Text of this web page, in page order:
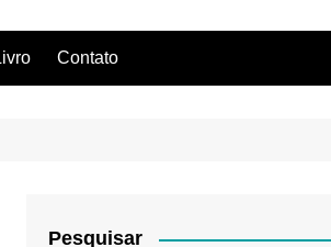
Contato
Pesquisar